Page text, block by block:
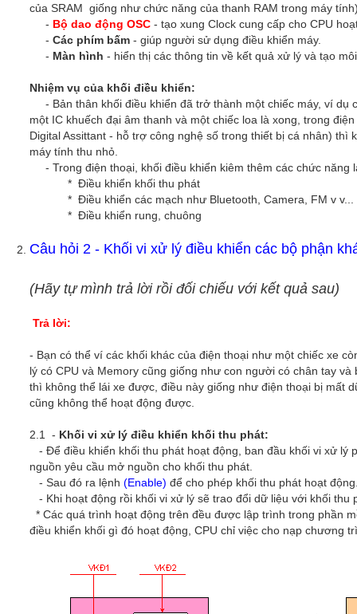
của SRAM giống như chức năng của thanh RAM trong máy
- Bộ dao động OSC - tạo xung Clock cung cấp cho CPU
- Các phím bấm - giúp người sử dụng điều khiển máy.
- Màn hình - hiển thị các thông tin về kết quả xử lý và tạo
Nhiệm vụ của khối điều khiển:
- Bản thân khối điều khiển đã trở thành một chiếc máy, ví dụ
một IC khuếch đại âm thanh và một chiếc loa là xong, trong
Digital Assittant - hỗ trợ công nghệ số trong thiết bị cá nhân)
máy tính thu nhỏ.
- Trong điện thoại, khối điều khiển kiêm thêm các chức năng
* Điều khiển khối thu phát
* Điều khiển các mạch như Bluetooth, Camera, FM v v...
* Điều khiển rung, chuông
Câu hỏi 2 - Khối vi xử lý điều khiển các bộ phận
(Hãy tự mình trả lời rồi đối chiếu với kết quả sau)
Trả lời:
- Bạn có thể ví các khối khác của điện thoại như một chiếc xe
lý có CPU và Memory cũng giống như con người có chân tay
thì không thể lái xe được, điều này giống như điện thoại bị
cũng không thể hoạt động được.
2.1 - Khối vi xử lý điều khiển khối thu phát:
- Để điều khiển khối thu phát hoạt động, ban đầu khối vi xử lý
nguồn yêu cầu mở nguồn cho khối thu phát.
- Sau đó ra lệnh (Enable) để cho phép khối thu phát hoạt
- Khi hoạt động rồi khối vi xử lý sẽ trao đổi dữ liệu với khối thu
* Các quá trình hoạt động trên đều được lập trình trong phần
điều khiển khối gì đó hoạt động, CPU chỉ việc cho nạp chương